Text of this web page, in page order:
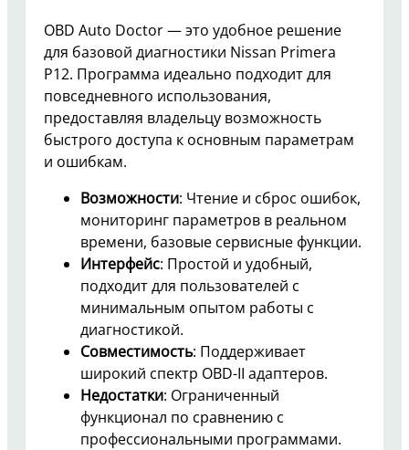
OBD Auto Doctor — это удобное решение
для базовой диагностики Nissan Primera
P12. Программа идеально подходит для
повседневного использования,
предоставляя владельцу возможность
быстрого доступа к основным параметрам
и ошибкам.
Возможности: Чтение и сброс ошибок,
мониторинг параметров в реальном
времени, базовые сервисные функции.
Интерфейс: Простой и удобный,
подходит для пользователей с
минимальным опытом работы с
диагностикой.
Совместимость: Поддерживает
широкий спектр OBD-II адаптеров.
Недостатки: Ограниченный
функционал по сравнению с
профессиональными программами.